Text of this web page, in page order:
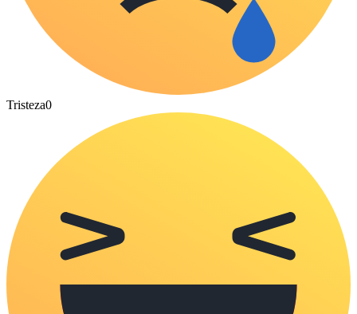
Tristeza0